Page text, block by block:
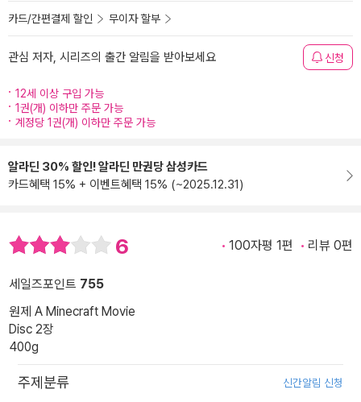
카드/간편결제 할인 무이자 할부
관심 저자, 시리즈의 출간 알림을 받아보세요 신청
12세 이상 구입 가능
1권(개) 이하만 주문 가능
계정당 1권(개) 이하만 주문 가능
알라딘 30% 할인! 알라딘 만권당 삼성카드
카드혜택 15% + 이벤트혜택 15% (~2025.12.31)
6 100자평 1편 리뷰 0편
세일즈포인트 755
원제 A Minecraft Movie
Disc 2장
400g
주제분류 신간알림 신청